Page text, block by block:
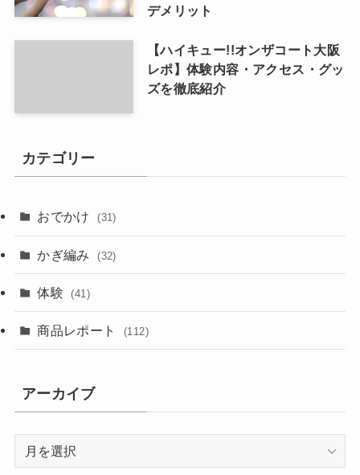
デメリット
【ハイキュー!!オンザコート大阪
レポ】体験内容・アクセス・グッ
ズを徹底紹介
カテゴリー
おでかけ (31)
かぎ編み (32)
体験 (41)
商品レポート (112)
アーカイブ